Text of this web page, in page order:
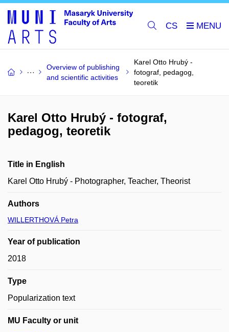
CS
Overview of publishing
and scientific activities
Karel Otto Hrubý -
fotograf, pedagog,
teoretik
Karel Otto Hrubý - fotograf,
pedagog, teoretik
Title in English
Karel Otto Hrubý - Photographer, Teacher, Theorist
Authors
WILLERTHOVÁ Petra
Year of publication
2018
Type
Popularization text
MU Faculty or unit